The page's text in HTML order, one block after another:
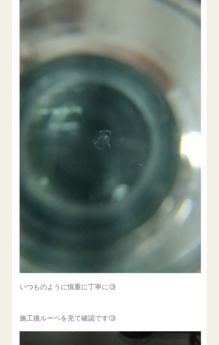
いつものように慎重に丁寧に🧐
施工後ルーペを充て確認です🧐